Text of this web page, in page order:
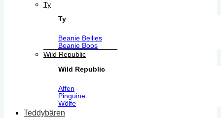
Ty
Ty
Beanie Bellies
Beanie Boos
Wild Republic
Wild Republic
Affen
Pinguine
Wölfe
Teddybären